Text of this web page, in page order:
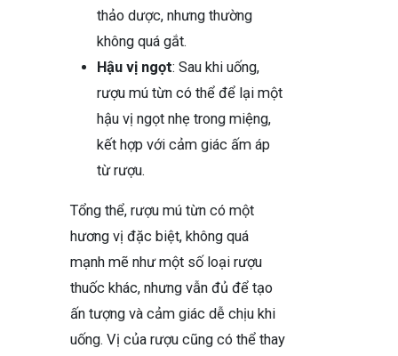
thảo dược, nhưng thường
không quá gắt.
Hậu vị ngọt: Sau khi uống,
rượu mú từn có thể để lại một
hậu vị ngọt nhẹ trong miệng,
kết hợp với cảm giác ấm áp
từ rượu.
Tổng thể, rượu mú từn có một
hương vị đặc biệt, không quá
mạnh mẽ như một số loại rượu
thuốc khác, nhưng vẫn đủ để tạo
ấn tượng và cảm giác dễ chịu khi
uống. Vị của rượu cũng có thể thay